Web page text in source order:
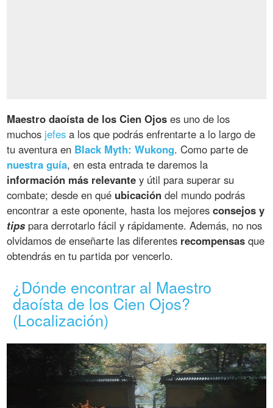
Maestro daoísta de los Cien Ojos es uno de los
muchos jefes a los que podrás enfrentarte a lo largo de
tu aventura en Black Myth: Wukong. Como parte de
nuestra guía, en esta entrada te daremos la
información más relevante y útil para superar su
combate; desde en qué ubicación del mundo podrás
encontrar a este oponente, hasta los mejoresconsejos y
tipspara derrotarlo fácil y rápidamente. Además, no nos
olvidamos de enseñarte las diferentes recompensas que
obtendrás en tu partida por vencerlo.
¿Dónde encontrar al Maestro
daoísta de los Cien Ojos?
(Localización)